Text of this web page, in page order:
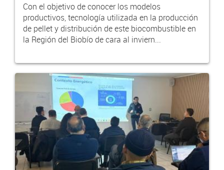
Con el objetivo de conocer los modelos
productivos, tecnología utilizada en la producción
de pellet y distribución de este biocombustible en
la Región del Biobío de cara al inviern...